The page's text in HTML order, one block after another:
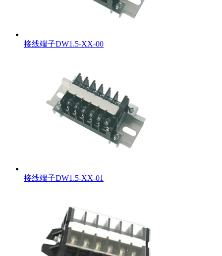
接线端子DW1.5-XX-00
接线端子DW1.5-XX-01